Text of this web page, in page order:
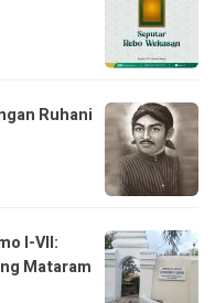
Ruhani
I-VII:
Mataram